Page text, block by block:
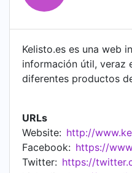
Kelisto.es es una web
información útil, veraz
diferentes productos
las comunicaciones,
importante para
trabajamos para
novedades, ofertas y
de forma que tenga
URLs
Website: http://
Facebook: https://
Twitter: https://